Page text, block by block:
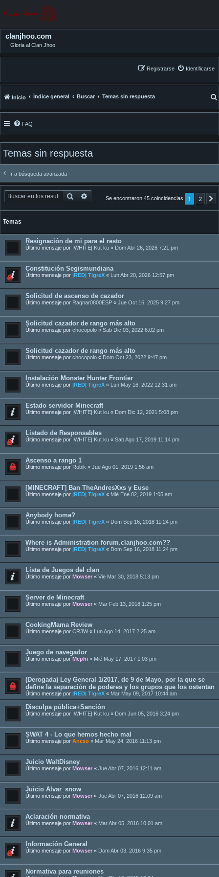
clanjhoo.com
Gloria al Clan Jhoo
Identificarse
Registrarse
Inicio Índice general Buscar Temas sin respuesta
FAQ
Temas sin respuesta
Ir a búsqueda avanzada
Buscar Búsqueda avanzada
Se encontraron 45 coincidencias 1 2
Temas
Resignación de mi para el resto
Último mensaje por |WHITE| Kut ku « Dom Abr 26, 2026 7:21 pm
Constitución Segismundiana
Último mensaje por |RED| TigreX « Lun Abr 20, 2026 12:57 pm
Solicitud de ascenso de cazador
Último mensaje por Ragnar0800ESP « Jue Oct 16, 2025 9:27 pm
Solicitud cazador de rango más alto
Último mensaje por chocopolo « Sab Dic 03, 2022 6:02 pm
Solicitud cazador de rango más alto
Último mensaje por chocopolo « Dom Oct 23, 2022 9:47 pm
Instalación Monster Hunter Frontier
Último mensaje por |RED| TigreX « Lun May 16, 2022 12:31 am
Estado servidor Minecraft
Último mensaje por |WHITE| Kut ku « Dom Dic 12, 2021 5:08 pm
Listado de Responsables
Último mensaje por |WHITE| Kut ku « Sab Ago 17, 2019 11:14 pm
Ascenso a rango 1
Último mensaje por Robik « Jue Ago 01, 2019 1:56 am
[MINECRAFT] Ban TheAndresXxs y Euse
Último mensaje por |RED| TigreX « Mié Ene 02, 2019 1:05 am
Anybody home?
Último mensaje por |RED| TigreX « Dom Sep 16, 2018 11:24 pm
Where is Administration forum.clanjhoo.com??
Último mensaje por |RED| TigreX « Dom Sep 16, 2018 11:24 pm
Lista de Juegos del clan
Último mensaje por Mowser « Vie Mar 30, 2018 5:13 pm
Server de Minecraft
Último mensaje por Mowser « Mar Feb 13, 2018 1:25 pm
CookingMama Review
Último mensaje por CR3W« Lun Ago 14, 2017 2:25 am
Juego de navegador
Último mensaje por Mephi « Mié May 17, 2017 1:03 pm
(Derogada) Ley General 1/2017, de 9 de Mayo, por la que se
define la separación de poderes y los grupos que los ostentan
Último mensaje por |RED| TigreX « Mar May 09, 2017 10:44 am
Disculpa pública+Sanción
Último mensaje por |WHITE| Kut ku « Dom Jun 05, 2016 3:24 pm
SWAT 4 - Lo que hemos hecho mal
Último mensaje por Ancso « Mar May 24, 2016 11:13 pm
Juicio WaltDisney
Último mensaje por Mowser « Jue Abr 07, 2016 12:11 am
Juicio Alvar_snow
Último mensaje por Mowser « Jue Abr 07, 2016 12:09 am
Aclaración normativa
Último mensaje por Mowser « Mar Abr 05, 2016 10:01 am
Información General
Último mensaje por Mowser « Dom Abr 03, 2016 9:35 pm
Normativa para reuniones